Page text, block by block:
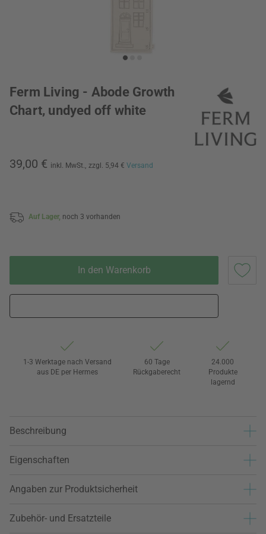
Ferm Living - Abode Growth
Chart, undyed off white
39,00 € inkl. MwSt., zzgl. 5,94 € Versand
Auf Lager, noch 3 vorhanden
In den Warenkorb
1-3 Werktage nach Versand
aus DE per Hermes
60 Tage
Rückgaberecht
24.000
Produkte
lagernd
Beschreibung
Eigenschaften
Angaben zur Produktsicherheit
Zubehör- und Ersatzteile